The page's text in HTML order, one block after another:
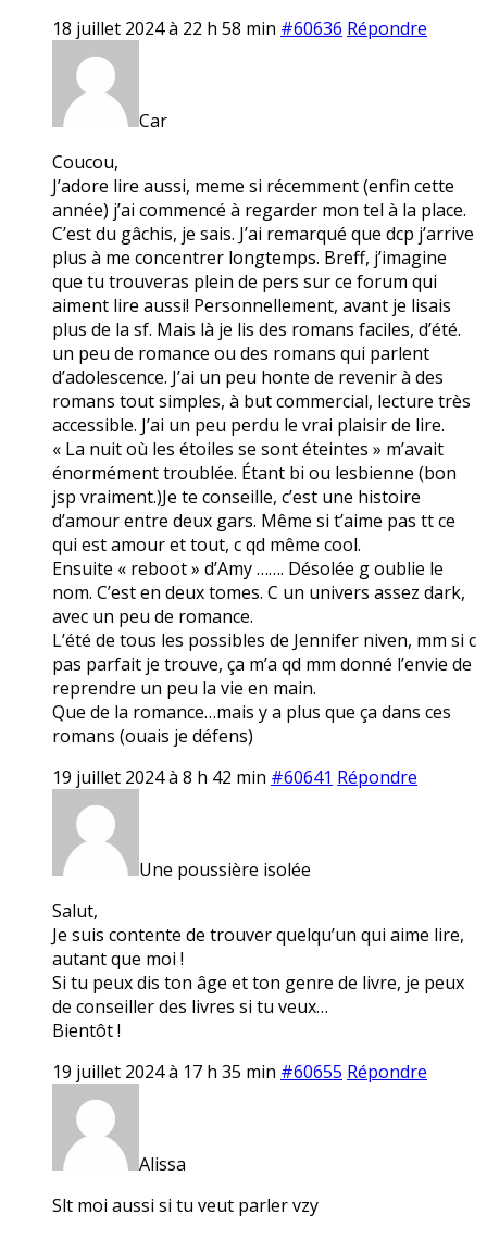
18 juillet 2024 à 22 h 58 min #60636 Répondre
Car
Coucou,
J’adore lire aussi, meme si récemment (enfin cette
année) j’ai commencé à regarder mon tel à la place.
C’est du gâchis, je sais. J’ai remarqué que dcp j’arrive
plus à me concentrer longtemps. Breff, j’imagine
que tu trouveras plein de pers sur ce forum qui
aiment lire aussi! Personnellement, avant je lisais
plus de la sf. Mais là je lis des romans faciles, d’été.
un peu de romance ou des romans qui parlent
d’adolescence. J’ai un peu honte de revenir à des
romans tout simples, à but commercial, lecture très
accessible. J’ai un peu perdu le vrai plaisir de lire.
« La nuit où les étoiles se sont éteintes » m’avait
énormément troublée. Étant bi ou lesbienne (bon
jsp vraiment.)Je te conseille, c’est une histoire
d’amour entre deux gars. Même si t’aime pas tt ce
qui est amour et tout, c qd même cool.
Ensuite « reboot » d’Amy ……. Désolée g oublie le
nom. C’est en deux tomes. C un univers assez dark,
avec un peu de romance.
L’été de tous les possibles de Jennifer niven, mm si c
pas parfait je trouve, ça m’a qd mm donné l’envie de
reprendre un peu la vie en main.
Que de la romance…mais y a plus que ça dans ces
romans (ouais je défens)
19 juillet 2024 à 8 h 42 min #60641 Répondre
Une poussière isolée
Salut,
Je suis contente de trouver quelqu’un qui aime lire,
autant que moi !
Si tu peux dis ton âge et ton genre de livre, je peux
de conseiller des livres si tu veux…
Bientôt !
19 juillet 2024 à 17 h 35 min #60655 Répondre
Alissa
Slt moi aussi si tu veut parler vzy